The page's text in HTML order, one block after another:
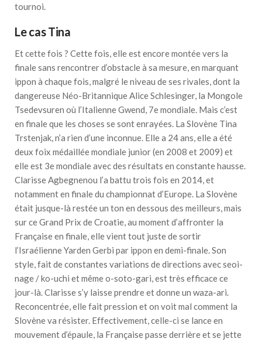
tournoi.
Le cas Tina
Et cette fois ? Cette fois, elle est encore montée vers la
finale sans rencontrer d’obstacle à sa mesure, en marquant
ippon à chaque fois, malgré le niveau de ses rivales, dont la
dangereuse Néo-Britannique Alice Schlesinger, la Mongole
Tsedevsuren où l’Italienne Gwend, 7e mondiale. Mais c’est
en finale que les choses se sont enrayées. La Slovène Tina
Trstenjak, n’a rien d’une inconnue. Elle a 24 ans, elle a été
deux foix médaillée mondiale junior (en 2008 et 2009) et
elle est 3e mondiale avec des résultats en constante hausse.
Clarisse Agbegnenou l’a battu trois fois en 2014, et
notamment en finale du championnat d’Europe. La Slovène
était jusque-là restée un ton en dessous des meilleurs, mais
sur ce Grand Prix de Croatie, au moment d’affronter la
Française en finale, elle vient tout juste de sortir
l’Israélienne Yarden Gerbi par ippon en demi-finale. Son
style, fait de constantes variations de directions avec seoi-
nage / ko-uchi et même o-soto-gari, est très efficace ce
jour-là. Clarisse s’y laisse prendre et donne un waza-ari.
Reconcentrée, elle fait pression et on voit mal comment la
Slovène va résister. Effectivement, celle-ci se lance en
mouvement d’épaule, la Française passe derrière et se jette